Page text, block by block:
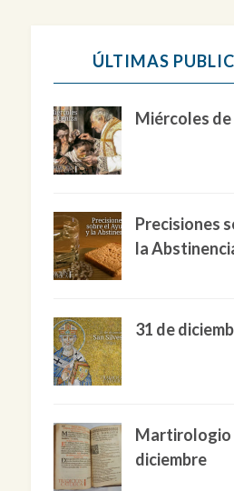
ÚLTIMAS
Miércoles de
Precisiones
la
31 de
Martirologio
diciembre